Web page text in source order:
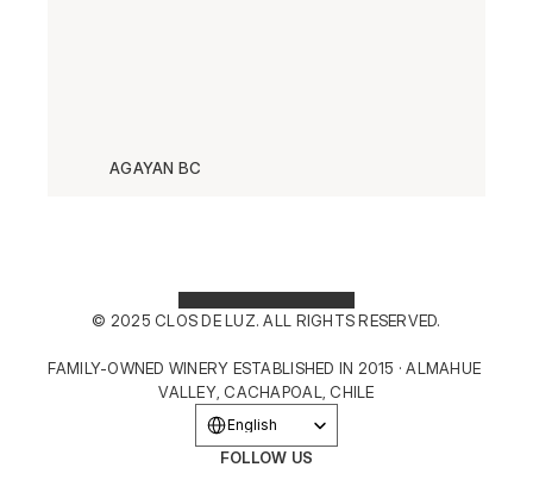
AGAYAN BC
© 2025 CLOS DE LUZ. ALL RIGHTS RESERVED.
FAMILY-OWNED WINERY ESTABLISHED IN 2015 · ALMAHUE
VALLEY, CACHAPOAL, CHILE
English
FOLLOW US